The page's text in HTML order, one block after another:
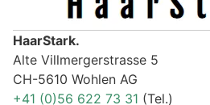
HaarStark.
Alte Villmergerstrasse 5
CH-5610 Wohlen AG
+41 (0)56 622 73 31 (Tel.)